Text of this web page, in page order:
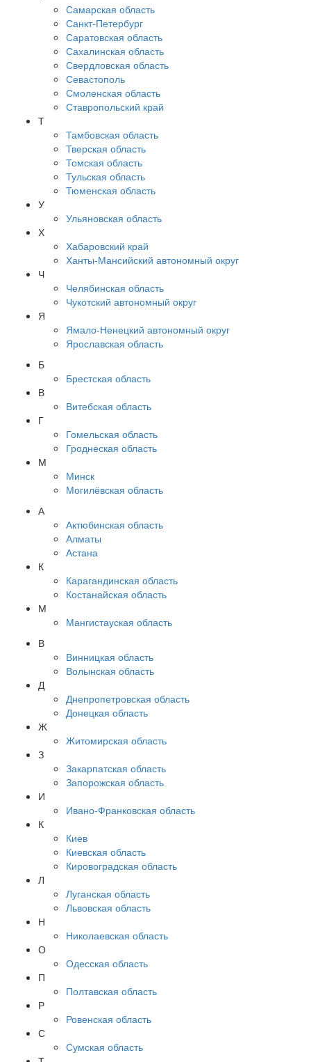
Самарская область
Санкт-Петербург
Саратовская область
Сахалинская область
Свердловская область
Севастополь
Смоленская область
Ставропольский край
Т
Тамбовская область
Тверская область
Томская область
Тульская область
Тюменская область
У
Ульяновская область
Х
Хабаровский край
Ханты-Мансийский автономный округ
Ч
Челябинская область
Чукотский автономный округ
Я
Ямало-Ненецкий автономный округ
Ярославская область
Б
Брестская область
В
Витебская область
Г
Гомельская область
Гроднеская область
М
Минск
Могилёвская область
А
Актюбинская область
Алматы
Астана
К
Карагандинская область
Костанайская область
М
Мангистауская область
В
Винницкая область
Волынская область
Д
Днепропетровская область
Донецкая область
Ж
Житомирская область
З
Закарпатская область
Запорожская область
И
Ивано-Франковская область
К
Киев
Киевская область
Кировоградская область
Л
Луганская область
Львовская область
Н
Николаевская область
О
Одесская область
П
Полтавская область
Р
Ровенская область
С
Сумская область